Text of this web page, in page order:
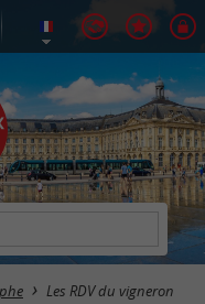
Les RDV du vigneron